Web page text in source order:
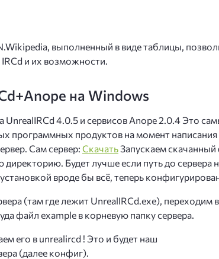
выполненный в виде таблицы,
IRCd и их возможности.
на Windows
UnrealIRCd 4.0.5 и сервисов Anope 2.0.4 Это
программных продуктов на момент написания
Сам сервер: СкачатьЗапускаем скачанный
директорию. Будет лучше если путь до сервера
вроде бы всё, теперь
(там где лежит UnrealIRCd.exe), переходим
файл example в корневую папку сервера.
его в unrealircd ! Это и будет наш
(далее конфиг).